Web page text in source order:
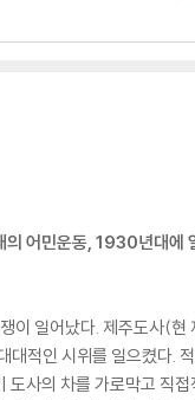
의 어민운동, 1930년대에
이 일어났다. 제주도사(현
대적인 시위를 일으켰다.
도사의 차를 가로막고 직접